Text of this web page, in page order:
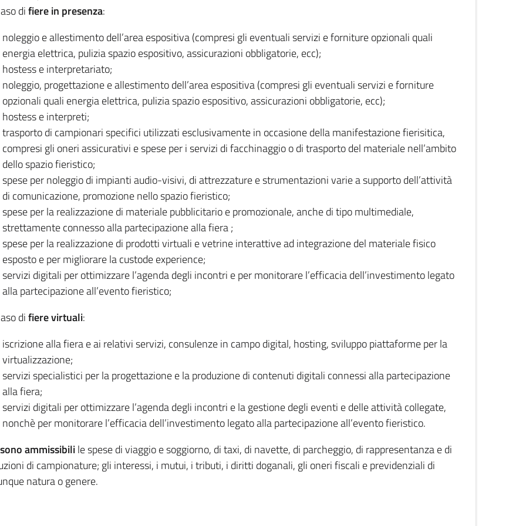
difiere in presenza:
noleggio e allestimento dell’area espositiva (compresi gli eventuali servizi e forniture opzionali quali
energia elettrica, pulizia spazio espositivo, assicurazioni obbligatorie, ecc);
hostess e interpretariato;
noleggio, progettazione e allestimento dell’area espositiva (compresi gli eventuali servizi e forniture
opzionali quali energia elettrica, pulizia spazio espositivo, assicurazioni obbligatorie, ecc);
hostess e interpreti;
trasporto di campionari specifici utilizzati esclusivamente in occasione della manifestazione fierisitica,
compresi gli oneri assicurativi e spese per i servizi di facchinaggio o di trasporto del materiale nell’ambito
dello spazio fieristico;
spese per noleggio di impianti audio-visivi, di attrezzature e strumentazioni varie a supporto dell’attività
di comunicazione, promozione nello spazio fieristico;
spese per la realizzazione di materiale pubblicitario e promozionale, anche di tipo multimediale,
strettamente connesso alla partecipazione alla fiera ;
spese per la realizzazione di prodotti virtuali e vetrine interattive ad integrazione del materiale fisico
esposto e per migliorare la custode experience;
servizi digitali per ottimizzare l’agenda degli incontri e per monitorare l’efficacia dell’investimento legato
alla partecipazione all’evento fieristico;
difiere virtuali:
iscrizione alla fiera e ai relativi servizi, consulenze in campo digital, hosting, sviluppo piattaforme per la
virtualizzazione;
servizi specialistici per la progettazione e la produzione di contenuti digitali connessi alla partecipazione
alla fiera;
servizi digitali per ottimizzare l’agenda degli incontri e la gestione degli eventi e delle attività collegate,
nonchè per monitorare l’efficacia dell’investimento legato alla partecipazione all’evento fieristico.
ammissibilile spese di viaggio e soggiorno, di taxi, di navette, di parcheggio, di rappresentanza e di
di campionature; gli interessi, i mutui, i tributi, i diritti doganali, gli oneri fiscali e previdenziali di
natura o genere.